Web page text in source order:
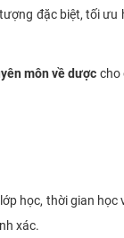
đặc biệt, tối
môn về dược cho
học, thời gian
xác.